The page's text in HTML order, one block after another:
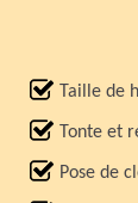
Taille de
Tonte et
Pose de